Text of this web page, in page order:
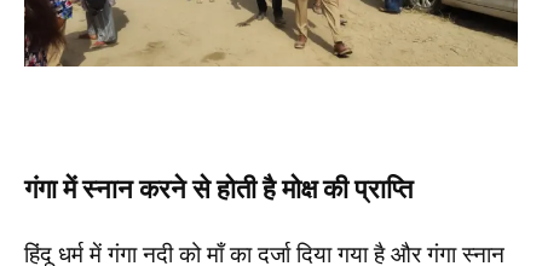
गंगा में स्नान करने से होती है मोक्ष की प्राप्ति
हिंदू धर्म में गंगा नदी को माँ का दर्जा दिया गया है और गंगा स्नान